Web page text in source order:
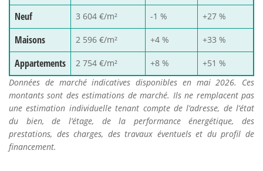
Neuf 3 604 €/m² -1 % +27 %
Maisons 2 596 €/m² +4 % +33 %
Appartements 2 754 €/m² +8 %
+51 %
Données de marché indicatives disponibles en mai 2026. Ces
montants sont des estimations de marché. Ils ne remplacent pas
une estimation individuelle tenant compte de l’adresse, de l’état
du bien, de l’étage, de la performance énergétique, des
prestations, des charges, des travaux éventuels et du profil de
financement.